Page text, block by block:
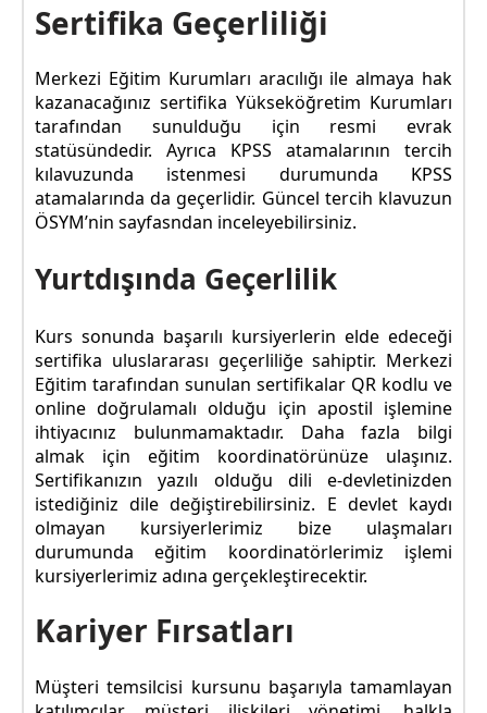
Sertifika Geçerliliği
Merkezi Eğitim Kurumları aracılığı ile almaya hak
kazanacağınız sertifika Yükseköğretim Kurumları
tarafından sunulduğu için resmi evrak
statüsündedir. Ayrıca KPSS atamalarının tercih
kılavuzunda istenmesi durumunda KPSS
atamalarında da geçerlidir. Güncel tercih klavuzun
ÖSYM’nin sayfasndan inceleyebilirsiniz.
Yurtdışında Geçerlilik
Kurs sonunda başarılı kursiyerlerin elde edeceği
sertifika uluslararası geçerliliğe sahiptir. Merkezi
Eğitim tarafından sunulan sertifikalar QR kodlu ve
online doğrulamalı olduğu için apostil işlemine
ihtiyacınız bulunmamaktadır. Daha fazla bilgi
almak için eğitim koordinatörünüze ulaşınız.
Sertifikanızın yazılı olduğu dili e-devletinizden
istediğiniz dile değiştirebilirsiniz. E devlet kaydı
olmayan kursiyerlerimiz bize ulaşmaları
durumunda eğitim koordinatörlerimiz işlemi
kursiyerlerimiz adına gerçekleştirecektir.
Kariyer Fırsatları
Müşteri temsilcisi kursunu başarıyla tamamlayan